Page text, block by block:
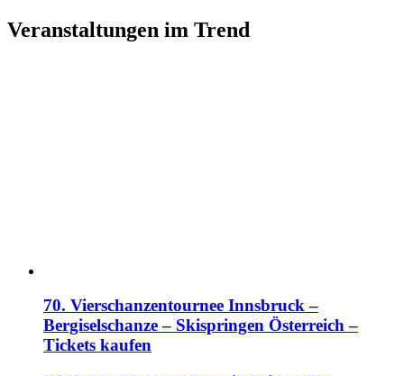
Veranstaltungen im Trend
70. Vierschanzentournee Innsbruck –
Bergiselschanze – Skispringen Österreich –
Tickets kaufen